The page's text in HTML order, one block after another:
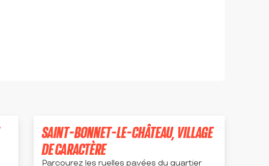
SAINT-BONNET-LE-CHÂTEAU, VILLAGE
DE CARACTÈRE
Parcourez les ruelles pavées du quartier